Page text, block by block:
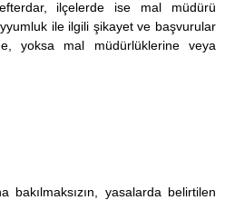
ilçelerde ise mal müdürü
ile ilgili şikayet ve başvurular
yoksa mal müdürlüklerine veya
bakılmaksızın, yasalarda belirtilen